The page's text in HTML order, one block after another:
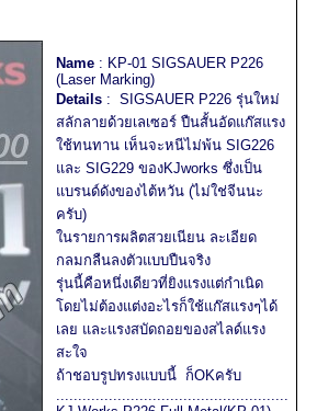
Name: KP-01 SIGSAUER P226
(Laser Marking)
Details: SIGSAUER P226 รุ่นใหม่
สลักลายด้วยเลเซอร์ ปืนสั้นอัดแก๊สแรง
ใช้ทนทาน เห็นจะหนีไม่พ้น SIG226
และ SIG229 ของKJworks ซึ่งเป็น
แบรนด์ดังของไต้หวัน (ไม่ใช่จีนนะ
ครับ)
ในรายการผลิตสวยเนียน ละเอียด
กลมกลืนลงตัวแบบปืนจริง
รุ่นนี้คือหนึ่งเดียวที่ยิงแรงแต่กำเนิด
โดยไม่ต้องแต่งอะไรก็ใช้แก๊สแรงๆได้
เลย และแรงสบัดถอยของสไลด์แรง
สะใจ
ถ้าชอบรูปทรงแบบนี้ ก็OKครับ
.....................................................